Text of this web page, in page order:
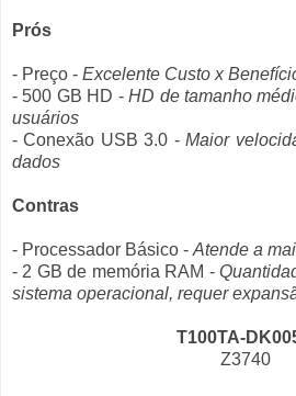
Prós
- Preço - Excelente Custo x
- 500 GB HD -HD de tamanho
usuários
- Conexão USB 3.0 -Maior
dados
Contras
- Processador Básico -Atende a
- 2 GB de memória RAM -
sistema operacional, requer
T100TA-
Z3740